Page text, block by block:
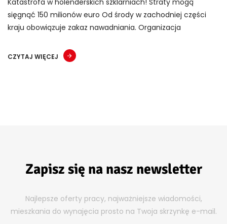
sięgnąć 150 milionów euro Od środy w zachodniej części
kraju obowiązuje zakaz nawadniania. Organizacja
CZYTAJ WIĘCEJ
Zapisz się na nasz newsletter
Najlepsze oferty pracy, najważniejsze wiadomości,
mieszkania do wynajęcia prosto na Twoja skrzynkę e-mail.